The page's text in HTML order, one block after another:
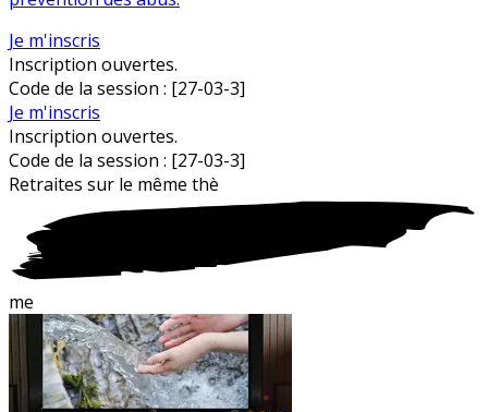
Je m'inscris
Inscription ouvertes.
Code de la session : [27-03-3]
Je m'inscris
Inscription ouvertes.
Code de la session : [27-03-3]
Retraites sur le même thè
me